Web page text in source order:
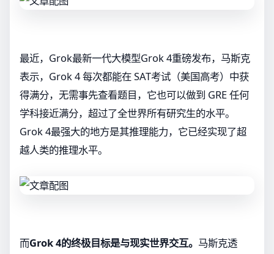
最近，Grok最新一代大模型Grok 4重磅发布，马斯克
表示，Grok 4 每次都能在 SAT考试（美国高考）中获
得满分，无需事先查看题目，它也可以做到 GRE 任何
学科接近满分，超过了全世界所有研究生的水平。
Grok 4最强大的地方是其推理能力，它已经实现了超
越人类的推理水平。
而Grok 4的终极目标是与现实世界交互。 马斯克透